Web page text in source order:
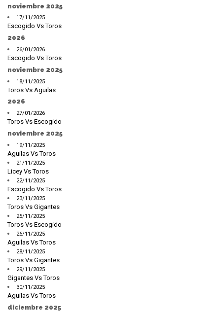
noviembre 2025
17/11/2025
Escogido Vs Toros
2026
26/01/2026
Escogido Vs Toros
noviembre 2025
18/11/2025
Toros Vs Aguilas
2026
27/01/2026
Toros Vs Escogido
noviembre 2025
19/11/2025
Aguilas Vs Toros
21/11/2025
Licey Vs Toros
22/11/2025
Escogido Vs Toros
23/11/2025
Toros Vs Gigantes
25/11/2025
Toros Vs Escogido
26/11/2025
Aguilas Vs Toros
28/11/2025
Toros Vs Gigantes
29/11/2025
Gigantes Vs Toros
30/11/2025
Aguilas Vs Toros
diciembre 2025